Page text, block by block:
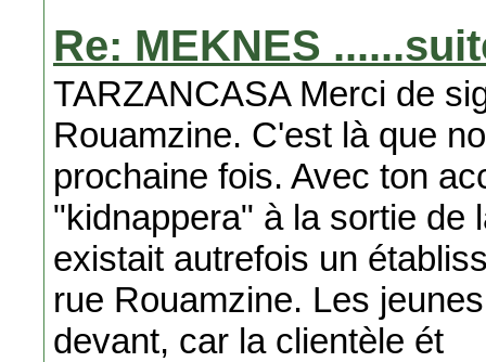
Re: MEKNES
TARZANCASA Merci de
Rouamzine. C'est là que
prochaine fois. Avec ton
"kidnappera" à la sortie de
existait autrefois un
rue Rouamzine. Les
devant, car la clientèle ét